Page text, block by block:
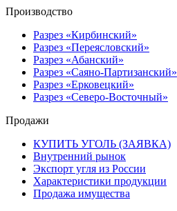
Производство
Разрез «Кирбинский»
Разрез «Переясловский»
Разрез «Абанский»
Разрез «Саяно-Партизанский»
Разрез «Ерковецкий»
Разрез «Северо-Восточный»
Продажи
КУПИТЬ УГОЛЬ (ЗАЯВКА)
Внутренний рынок
Экспорт угля из России
Характеристики продукции
Продажа имущества